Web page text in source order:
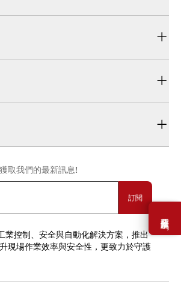
需要幫助嗎？
取我們的最新訊息!
訂閱
業控制、安全與自動化解決方案，推出
現場作業效率與安全性，更致力於守護